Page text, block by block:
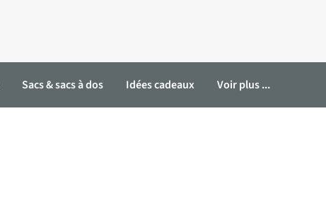
Sacs & sacs à dos Idées cadeaux Voir plus ...